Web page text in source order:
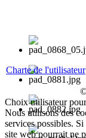
Charte de l'utilisateur
Choix utilisateur
Nous utilisons des
services possibles.
site web pourrait ne